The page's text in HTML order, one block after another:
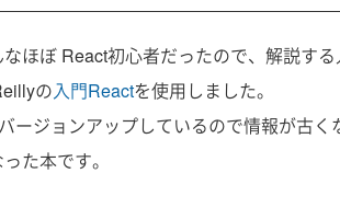
ほぼ React初心者だったので、解説す
の入門Reactを使用しました。
ージョンアップしているので情報が古
た本です。